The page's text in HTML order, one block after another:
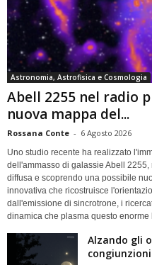
Astronomia, Astrofisica e Cosmologia
Abell 2255 nel radio
nuova mappa del...
Rossana Conte - 6 Agosto 2026
Uno studio recente ha realizzato
dell'ammasso di galassie Abell
diffusa e scoprendo una possibile
innovativa che ricostruisce
dall'emissione di sincrotrone, i
dinamica che plasma questo enorme
Alzando gli